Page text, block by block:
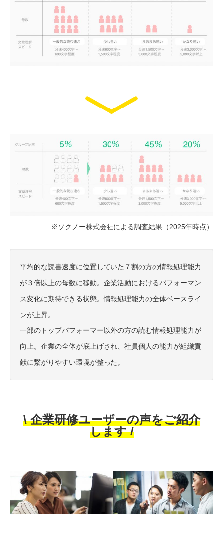
※ソクノー株式会社による調査結果（2025年時点）
平均的な読書速度に位置していた７割の方の情報処理能力
が３倍以上の母数に移動。企業活動におけるパフォーマン
ス変化に期待できる状態。情報処理能力の全体ベースライ
ンが上昇。
一部のトップパフォーマー以外の方の読む情報処理能力が
向上。企業の全体が底上げされ、社員個人の能力が組織貢
献に繋がりやすい環境が整った。
\ 企業研修ユーザーの声をご紹介
します /